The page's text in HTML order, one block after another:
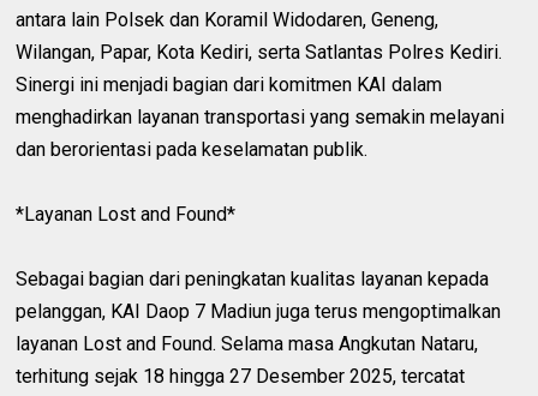
antara lain Polsek dan Koramil Widodaren, Geneng,
Wilangan, Papar, Kota Kediri, serta Satlantas Polres Kediri.
Sinergi ini menjadi bagian dari komitmen KAI dalam
menghadirkan layanan transportasi yang semakin melayani
dan berorientasi pada keselamatan publik.
*Layanan Lost and Found*
Sebagai bagian dari peningkatan kualitas layanan kepada
pelanggan, KAI Daop 7 Madiun juga terus mengoptimalkan
layanan Lost and Found. Selama masa Angkutan Nataru,
terhitung sejak 18 hingga 27 Desember 2025, tercatat